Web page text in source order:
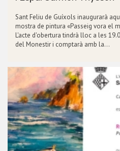
Sant Feliu de Guíxols inaugurarà
mostra de pintura «Passeig vora el
L'acte d'obertura tindrà lloc a les
del Monestir i comptarà amb la…